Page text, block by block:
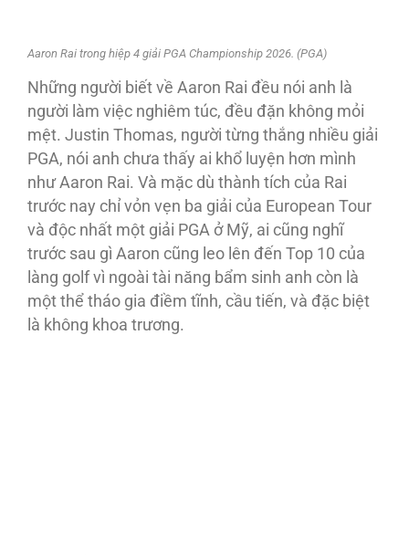
Aaron Rai trong hiệp 4 giải PGA Championship 2026. (PGA)
Những người biết về Aaron Rai đều nói anh là
người làm việc nghiêm túc, đều đặn không mỏi
mệt. Justin Thomas, người từng thắng nhiều giải
PGA, nói anh chưa thấy ai khổ luyện hơn mình
như Aaron Rai. Và mặc dù thành tích của Rai
trước nay chỉ vỏn vẹn ba giải của European Tour
và độc nhất một giải PGA ở Mỹ, ai cũng nghĩ
trước sau gì Aaron cũng leo lên đến Top 10 của
làng golf vì ngoài tài năng bẩm sinh anh còn là
một thể tháo gia điềm tĩnh, cầu tiến, và đặc biệt
là không khoa trương.